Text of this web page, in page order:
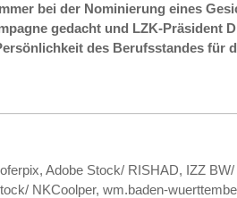
bei der Nominierung eines
gedacht und LZK-Präsident
des Berufsstandes für
Adobe Stock/ RISHAD, IZZ BW/
NKCoolper, wm.baden-